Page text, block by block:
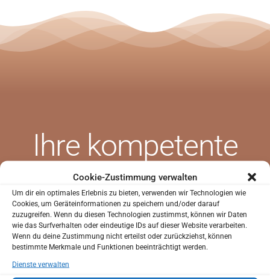
Cookie-Zustimmung verwalten
Um dir ein optimales Erlebnis zu bieten, verwenden wir Technologien wie
Cookies, um Geräteinformationen zu speichern und/oder darauf
zuzugreifen. Wenn du diesen Technologien zustimmst, können wir Daten
wie das Surfverhalten oder eindeutige IDs auf dieser Website verarbeiten.
Wenn du deine Zustimmung nicht erteilst oder zurückziehst, können
bestimmte Merkmale und Funktionen beeinträchtigt werden.
Dienste verwalten
Ihre kompetente
Zahnarztpraxis in
Bochum!
SIND SIE NEUPATIENT?
Sie können uns helfen Sie besser kennenzulernen
bevor Sie zu uns in die Praxis kommen.
Sie haben die Möglichkeit Ihren Anamnesebogen zu
Hause in Ruhe auszufüllen.
So können wir schon bei Ihrem ersten Besuch auf Ihre
individuellen Wünsche und Bedürfnisse eingehen.